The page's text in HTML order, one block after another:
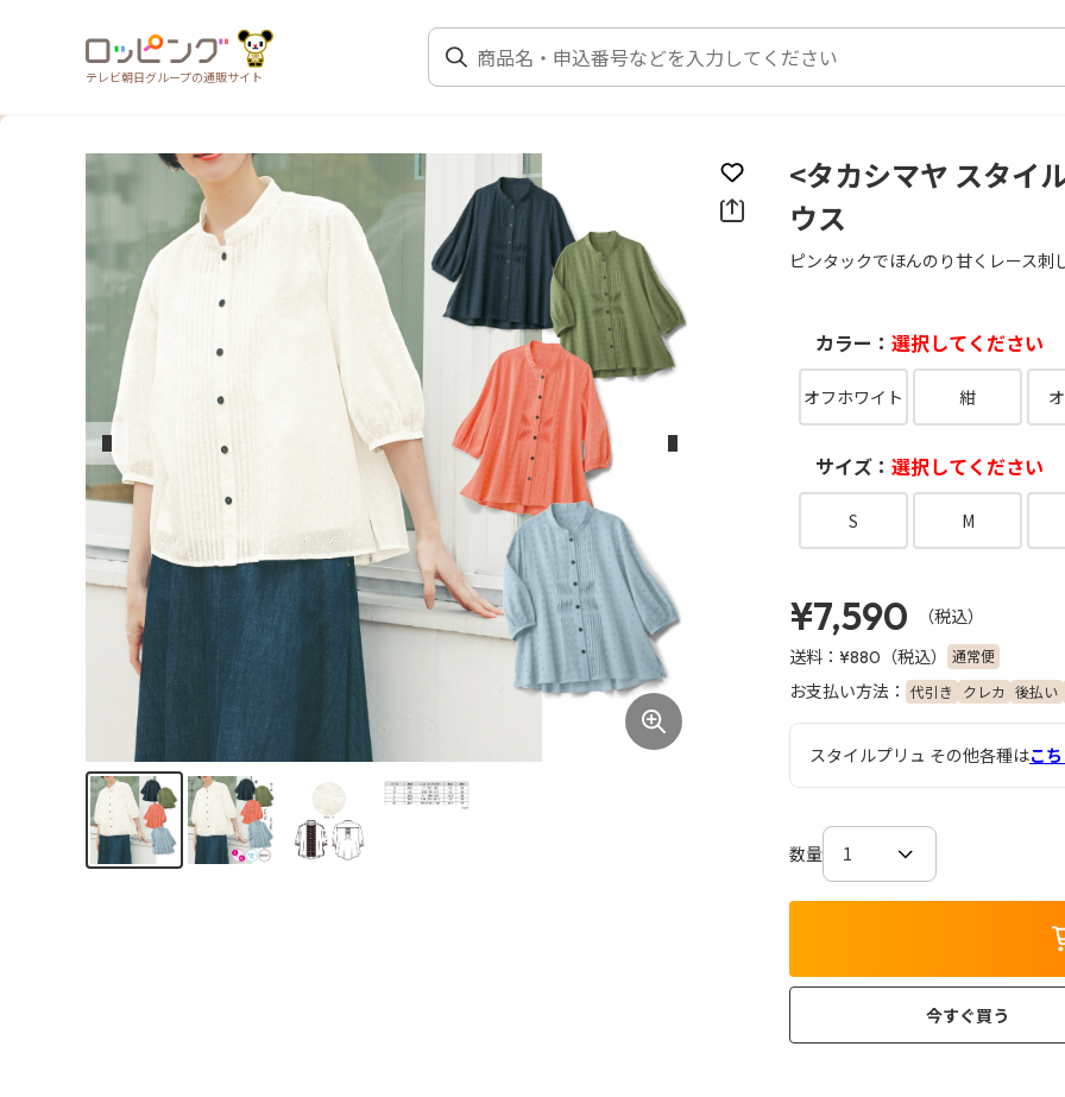
テレビ朝日グループの通販サイト
前のスライド 次のスライド
お気に入りに登録
<タカシマヤ スタイ
ウス
ピンタックでほんのり甘くレース刺
カラー： 選択してください
オフホワイト 紺
サイズ： 選択してください
S M
¥7,590
（税込）
送料： ¥880 （税込） 通常便
お支払い方法： 代引き クレカ 後払い
スタイルプリュ その他各種はこ
数量
今すぐ買う